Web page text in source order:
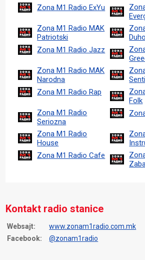
Zona M1 Radio ExYu
Zona M1 Radio MAK
Patriotski
Zona M1 Radio Jazz
Zona M1 Radio MAK
Narodna
Zona M1 Radio Rap
Folk
Zona M1 Radio
Seriozna
Zona M1 Radio
House
Zona M1 Radio Cafe
Kontakt radio stanice
Websajt:
www.zonam1radio.com.mk
Facebook:
@zonam1radio